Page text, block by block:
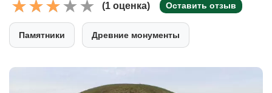
(1 оценка) Оставить отзыв
Памятники Древние монументы